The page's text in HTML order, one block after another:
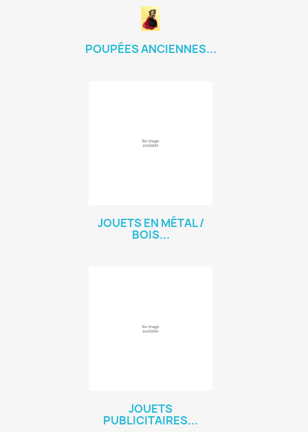
POUPÉES ANCIENNES...
JOUETS EN MÉTAL /
BOIS...
JOUETS
PUBLICITAIRES...